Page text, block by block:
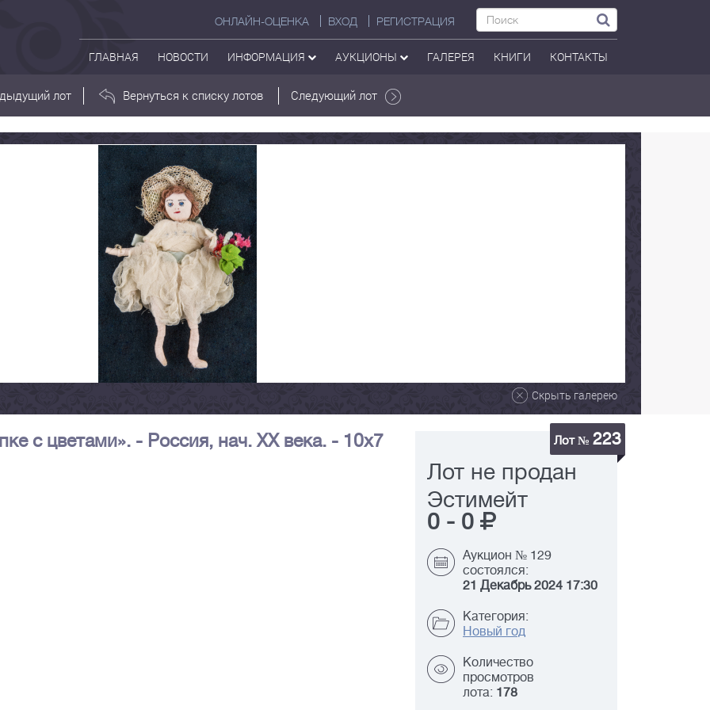
ОНЛАЙН-ОЦЕНКА ВХОД РЕГИСТРАЦИЯ
ГЛАВНАЯ НОВОСТИ ИНФОРМАЦИЯ АУКЦИОНЫ ГАЛЕРЕЯ КНИГИ КОНТАКТЫ
лот Вернуться к списку лотов Следующий лот
Скрыть галерею
с цветами». - Россия, нач. XX века. - 10х7 Лот № 223
Лот не продан
Эстимейт
0 - 0
Аукцион № 129
состоялся:
21 Декабрь 2024 17:30
Категория:
Новый год
Количество
просмотров
лота: 178